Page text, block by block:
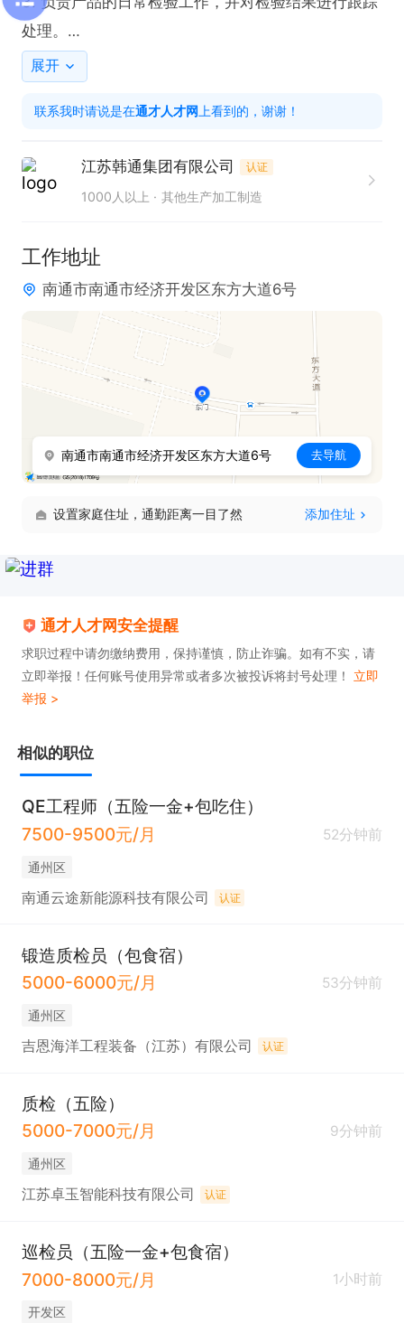
处理。
4. 整理质检资料，确保资料完整准确后送审。
电话。联系时请说在【通才人才网】上看到的！
展开
联系我时请说是在通才人才网 上看到的，谢谢！
江苏韩通集团有限公司 认证
1000人以上 其他生产加工制造
工作地址
南通市南通市经济开发区东方大道6号
南通市南通市经济开发区东方大道6号 去导航
设置家庭住址，通勤距离一目了然 添加住址
通才人才网安全提醒
求职过程中请勿缴纳费用，保持谨慎，防止诈骗。如有不实，请
立即举报！任何账号使用异常或者多次被投诉将封号处理！ 立即
举报 >
相似的职位
QE工程师（五险一金+包吃住）
7500-9500元/月
52分钟前
通州区
南通云途新能源科技有限公司 认证
锻造质检员（包食宿）
5000-6000元/月
53分钟前
通州区
吉恩海洋工程装备（江苏）有限公司 认证
质检（五险）
5000-7000元/月
9分钟前
通州区
江苏卓玉智能科技有限公司 认证
巡检员（五险一金+包食宿）
7000-8000元/月
1小时前
开发区